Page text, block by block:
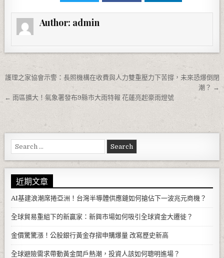
Author: admin
文章導覽
護理之家協會示警：長照機構在收費與人力雙重壓力下苦撐，未來恐爆倒閉
潮？ →
← 雨區擴大！氣象署發布9縣市大雨特報 花蓮亮起豪雨燈號
Search for:
近期文章
AI基建浪潮席捲亞洲！台灣半導體供應鏈如何搶佔下一波兆元商機？
全球貿易重組下的新贏家：新興市場如何吸引全球資金大遷徙？
金價驚驚漲！公股銀行黃金存摺申購爆量 改寫歷史新高
全球避險需求帶動黃金開戶熱潮，投資人該如何聰明進場？